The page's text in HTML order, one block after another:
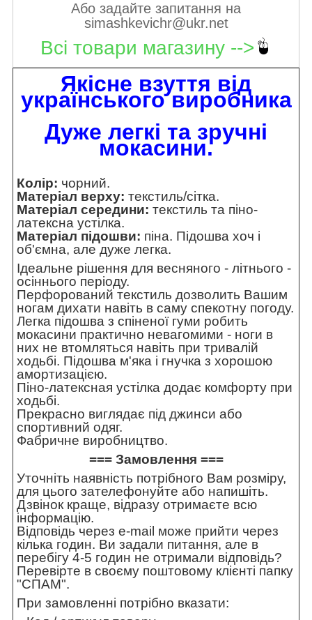
Або задайте запитання на
simashkevichr@ukr.net
Всі товари магазину -->
Якісне взуття від
українського виробника
Дуже легкі та зручні
мокасини.
Колір: чорний.
Матеріал верху: текстиль/сітка.
Матеріал середини: текстиль та піно-
латексна устілка.
Матеріал підошви: піна. Підошва хоч і
об'ємна, але дуже легка.
Ідеальне рішення для весняного - літнього -
осіннього періоду.
Перфорований текстиль дозволить Вашим
ногам дихати навіть в саму спекотну погоду.
Легка підошва з спіненої гуми робить
мокасини практично невагомими - ноги в
них не втомляться навіть при тривалій
ходьбі. Підошва м'яка і гнучка з хорошою
амортизацією.
Піно-латексная устілка додає комфорту при
ходьбі.
Прекрасно виглядає під джинси або
спортивний одяг.
Фабричне виробництво.
=== Замовлення ===
Уточніть наявність потрібного Вам розміру,
для цього зателефонуйте або напишіть.
Дзвінок краще, відразу отримаєте всю
інформацію.
Відповідь через e-mail може прийти через
кілька годин. Ви задали питання, але в
перебігу 4-5 годин не отримали відповідь?
Перевірте в своєму поштовому клієнті папку
"СПАМ".
При замовленні потрібно вказати: